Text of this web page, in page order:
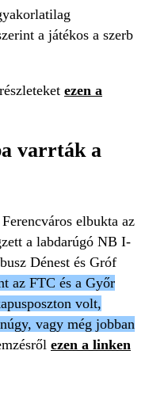
a játékos a szerb
ezen a
varrták a
elbukta az
a labdarúgó NB I-
Dénest és Gróf
az FTC és a Győr
volt,
vagy még jobban
ezen a linken